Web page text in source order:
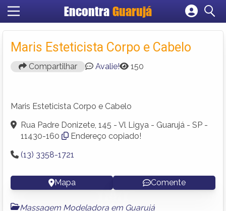
Encontra Guarujá
Cadastrar empresa
Criar conta
Maris Esteticista Corpo e Cabelo
Compartilhar Avalie! 150
Maris Esteticista Corpo e Cabelo
Rua Padre Donizete, 145 - Vl Ligya - Guarujá - SP -
11430-160
Endereço copiado!
(13) 3358-1721
Mapa Comente
Massagem Modeladora em Guarujá